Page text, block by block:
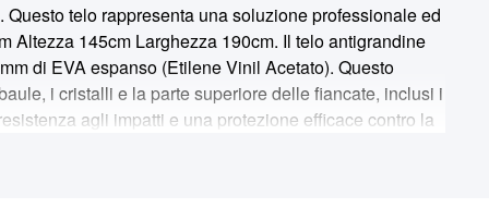
telo rappresenta una soluzione professionale ed
Altezza 145cm Larghezza 190cm. Il telo antigrandine
di EVA espanso (Etilene Vinil Acetato). Questo
i cristalli e la parte superiore delle fiancate, inclusi i
agli impatti e una protezione efficace contro la